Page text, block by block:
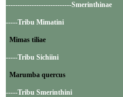
----------------------------Smerinthinae
-----Tribu Mimatini
Mimas tiliae
-----Tribu Sichiini
Marumba quercus
-----Tribu Smerinthini